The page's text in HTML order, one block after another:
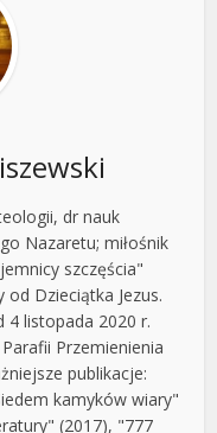
dr nauk
Nazaretu; miłośnik
szczęścia"
Dzieciątka Jezus.
4 listopada 2020 r.
Przemienienia
publikacje:
kamyków wiary"
(2017), "777